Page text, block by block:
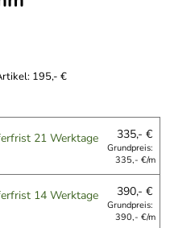
195,- €
21 Werktage
335,- €
Grundpreis:
335,- €/m
14 Werktage
390,- €
Grundpreis:
390,- €/m